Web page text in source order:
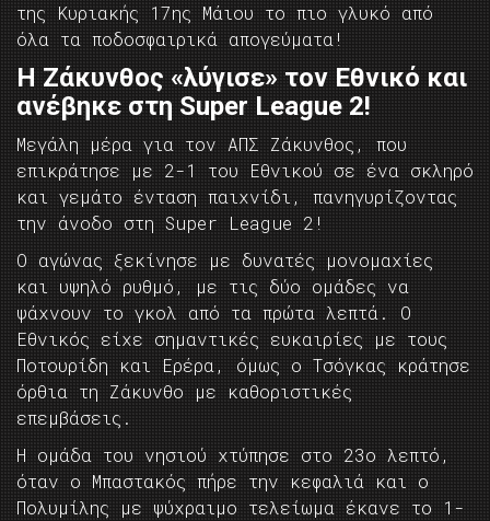
της Κυριακής 17ης Μάιου το πιο γλυκό από
όλα τα ποδοσφαιρικά απογεύματα!
Η Ζάκυνθος «λύγισε» τον Εθνικό και
ανέβηκε στη Super League 2!
Μεγάλη μέρα για τον ΑΠΣ Ζάκυνθος, που
επικράτησε με 2-1 του Εθνικού σε ένα σκληρό
και γεμάτο ένταση παιχνίδι, πανηγυρίζοντας
την άνοδο στη Super League 2!
Ο αγώνας ξεκίνησε με δυνατές μονομαχίες
και υψηλό ρυθμό, με τις δύο ομάδες να
ψάχνουν το γκολ από τα πρώτα λεπτά. Ο
Εθνικός είχε σημαντικές ευκαιρίες με τους
Ποτουρίδη και Ερέρα, όμως ο Τσόγκας κράτησε
όρθια τη Ζάκυνθο με καθοριστικές
επεμβάσεις.
Η ομάδα του νησιού χτύπησε στο 23ο λεπτό,
όταν ο Μπαστακός πήρε την κεφαλιά και ο
Πολυμίλης με ψύχραιμο τελείωμα έκανε το 1-